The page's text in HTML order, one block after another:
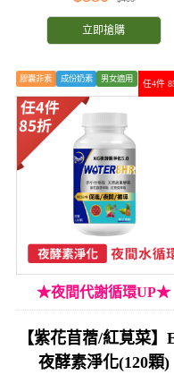
立即搶購
任4件
膠囊非素 成份奶素 男女適用
★夜間代謝循環UP★
【紫花苜蓿/紅莧菜】
夜酵素淨化(120顆)